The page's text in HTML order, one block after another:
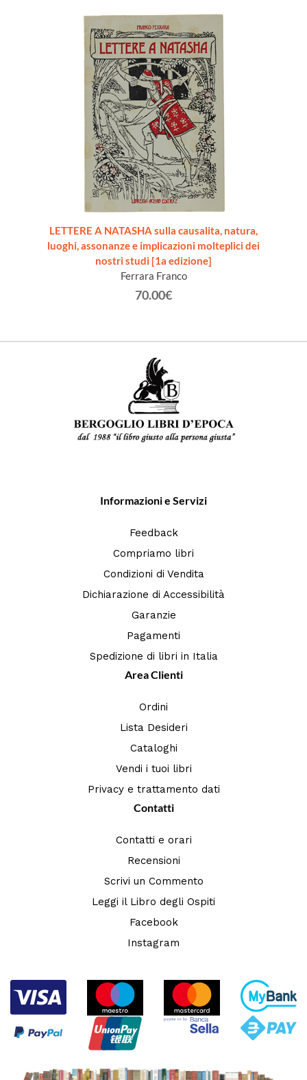
LETTERE A NATASHA sulla causalita, natura,
luoghi, assonanze e implicazioni molteplici dei
nostri studi [1a edizione]
Ferrara Franco
70.00€
Informazioni e Servizi
Feedback
Compriamo libri
Condizioni di Vendita
Dichiarazione di Accessibilità
Garanzie
Pagamenti
Spedizione di libri in Italia
Area Clienti
Ordini
Lista Desideri
Cataloghi
Vendi i tuoi libri
Privacy e trattamento dati
Contatti
Contatti e orari
Recensioni
Scrivi un Commento
Leggi il Libro degli Ospiti
Facebook
Instagram